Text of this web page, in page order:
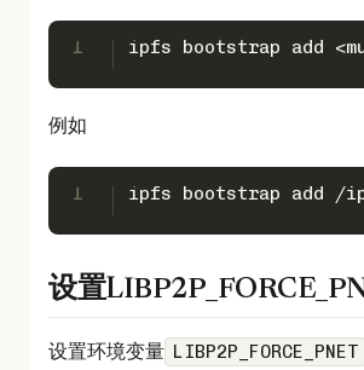
1 ipfs bootstrap add
例如
1 ipfs bootstrap add /ip4/
设置
设置环境变量 LIBP2P_FORCE_PNET